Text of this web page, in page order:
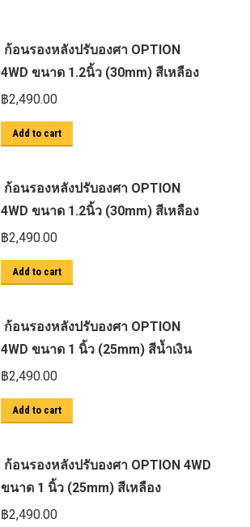
ก้อนรองหลังปรับองศา OPTION
4WD ขนาด 1.2นิ้ว (30mm) สีเหลือง
฿2,490.00
Add to cart
ก้อนรองหลังปรับองศา OPTION
4WD ขนาด 1.2นิ้ว (30mm) สีเหลือง
฿2,490.00
Add to cart
ก้อนรองหลังปรับองศา OPTION
4WD ขนาด 1 นิ้ว (25mm) สีน้ำเงิน
฿2,490.00
Add to cart
ก้อนรองหลังปรับองศา OPTION 4WD
ขนาด 1 นิ้ว (25mm) สีเหลือง
฿2,490.00